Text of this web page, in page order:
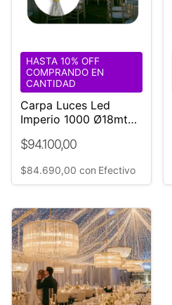
Carpa Luces Led
Imperio 1000 Ø18mt
$94.100,00
HASTA 10% OFF
COMPRANDO EN
CANTIDAD
$84.690,00 con Efectivo